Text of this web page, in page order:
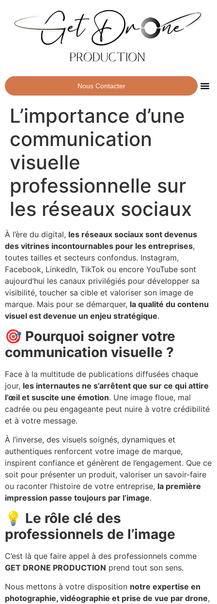
Nous Contacter
L’importance d’une
communication
visuelle
professionnelle sur
les réseaux sociaux
À l’ère du digital, les réseaux sociaux sont devenus
des vitrines incontournables pour les entreprises,
toutes tailles et secteurs confondus. Instagram,
Facebook, LinkedIn, TikTok ou encore YouTube sont
aujourd’hui les canaux privilégiés pour développer sa
visibilité, toucher sa cible et valoriser son image de
marque. Mais pour se démarquer, la qualité du contenu
visuel est devenue un enjeu stratégique.
🎯 Pourquoi soigner votre
communication visuelle ?
Face à la multitude de publications diffusées chaque
jour, les internautes ne s’arrêtent que sur ce qui attire
l’œil et suscite une émotion. Une image floue, mal
cadrée ou peu engageante peut nuire à votre crédibilité
et à votre message.
À l’inverse, des visuels soignés, dynamiques et
authentiques renforcent votre image de marque,
inspirent confiance et génèrent de l’engagement. Que ce
soit pour présenter un produit, valoriser un savoir-faire
ou raconter l’histoire de votre entreprise, la première
impression passe toujours par l’image.
💡 Le rôle clé des
professionnels de l’image
C’est là que faire appel à des professionnels comme
GET DRONE PRODUCTION prend tout son sens.
Nous mettons à votre disposition notre expertise en
photographie, vidéographie et prise de vue par drone,